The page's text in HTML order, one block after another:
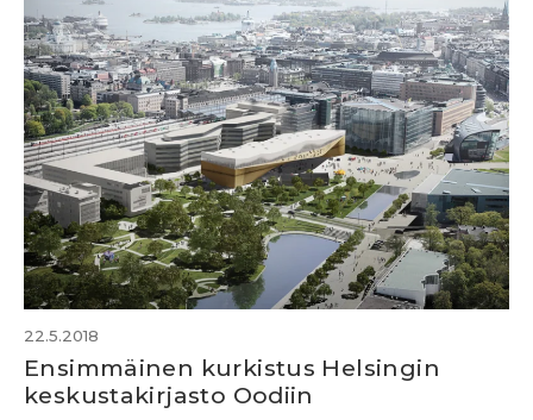
22.5.2018
Ensimmäinen kurkistus Helsingin
keskustakirjasto Oodiin